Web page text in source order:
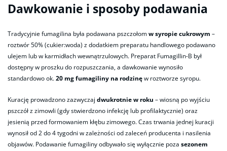
Dawkowanie i sposoby podawania
Tradycyjnie fumagilina była podawana pszczołomw syropie cukrowym –
roztwór 50% (cukier:woda) z dodatkiem preparatu handlowego podawano
ulejem lub w karmidłach wewnątrzulowych. Preparat Fumagillin-B był
dostępny w proszku do rozpuszczania, a dawkowanie wynosiło
standardowo ok.20 mg fumagiliny na rodzinęw roztworze syropu.
Kurację prowadzono zazwyczaj dwukrotnie w roku – wiosną po wyjściu
pszczół z zimowli (gdy stwierdzono infekcję lub profilaktycznie) oraz
jesienią przed formowaniem kłębu zimowego. Czas trwania jednej kuracji
wynosił od 2 do 4 tygodni w zależności od zaleceń producenta i nasilenia
objawów. Podawanie fumagiliny odbywało się wyłącznie poza sezonem